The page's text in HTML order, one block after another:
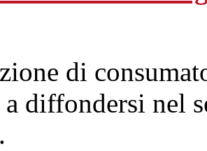
di
diffondersi nel